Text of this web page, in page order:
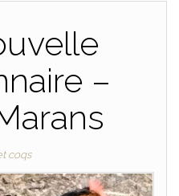
–
coqs